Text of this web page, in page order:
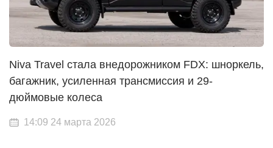
Niva Travel стала внедорожником FDX: шноркель,
багажник, усиленная трансмиссия и 29-
дюймовые колеса
14:09 24 марта 2026